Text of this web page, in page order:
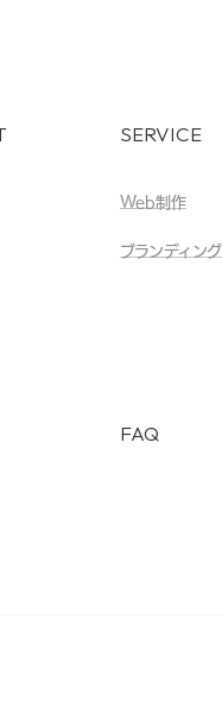
SERVICE
Web制作
ブランディング
FAQ